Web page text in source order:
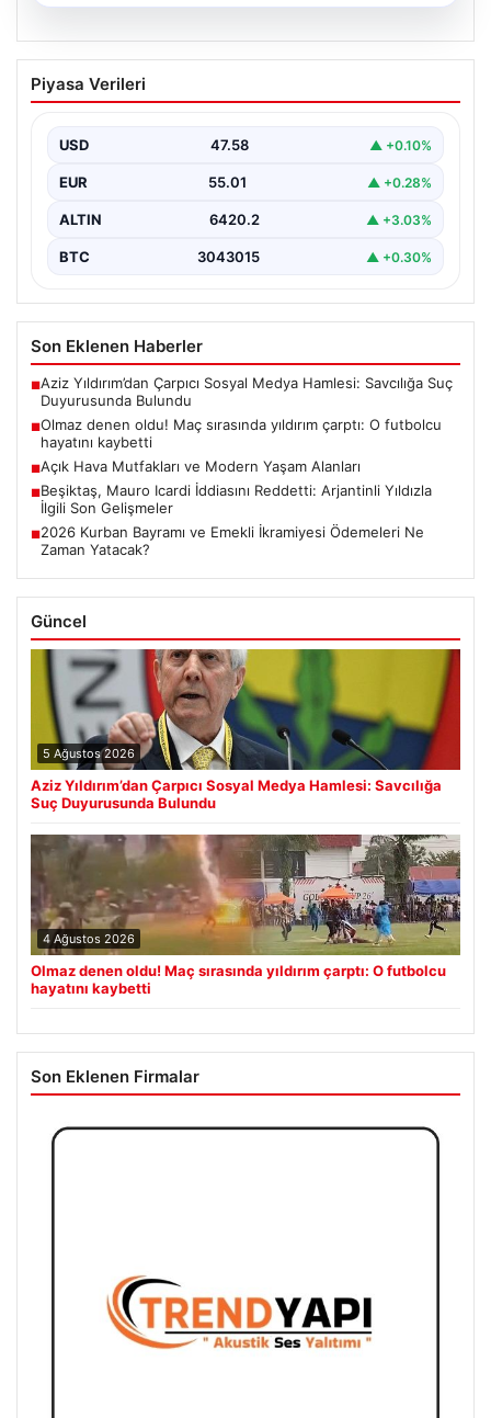
03.08.2026
2026 Kurban Bayramı ve Emekli
İkramiyesi Ödemeleri Ne Zaman
2026 yılı Kurban Bayramı yaklaşırken, milyonlarca emekli
Piyasa Verileri
USD 47.58 ▲ +0.10%
EUR 55.01 ▲ +0.28%
ALTIN 6420.2 ▲ +3.03%
BTC 3043015 ▲ +0.30%
Son Eklenen Haberler
■Aziz Yıldırım’dan Çarpıcı Sosyal Medya Hamlesi: Savcılığa Suç
Duyurusunda Bulundu
■Olmaz denen oldu! Maç sırasında yıldırım çarptı: O futbolcu
hayatını kaybetti
■Açık Hava Mutfakları ve Modern Yaşam Alanları
■Beşiktaş, Mauro Icardi İddiasını Reddetti: Arjantinli Yıldızla
İlgili Son Gelişmeler
■2026 Kurban Bayramı ve Emekli İkramiyesi Ödemeleri Ne
Zaman Yatacak?
Güncel
5 Ağustos 2026
Aziz Yıldırım’dan Çarpıcı Sosyal Medya Hamlesi: Savcılığa
Suç Duyurusunda Bulundu
4 Ağustos 2026
Olmaz denen oldu! Maç sırasında yıldırım çarptı: O futbolcu
hayatını kaybetti
Son Eklenen Firmalar